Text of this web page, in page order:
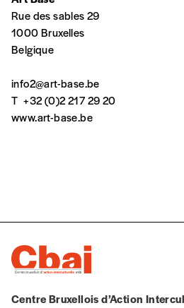
cours ou vous
Vous indiquez si vous
Vous versez le montant
compteIBAN BE34
2190avec en
avoir reçu plusieurs
n’est pas indispensable. Il
Rue des sables 29
1000 Bruxelles
Belgique
info2@art-base.be
T +32 (0)2 217 29 20
www.art-base.be
Centre Bruxellois d’Action